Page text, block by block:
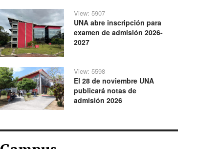
View: 5907
UNA abre inscripción para
examen de admisión 2026-
2027
View: 5598
El 28 de noviembre UNA
publicará notas de
admisión 2026